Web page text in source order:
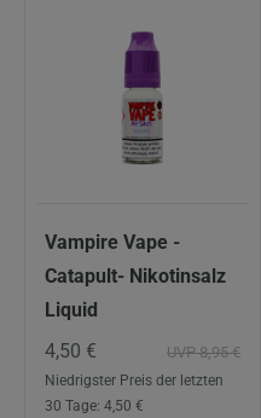
Vampire Vape -
Catapult- Nikotinsalz
Liquid
UVP 8,95 €
4,50 €
Niedrigster Preis der letzten
30 Tage: 4,50 €